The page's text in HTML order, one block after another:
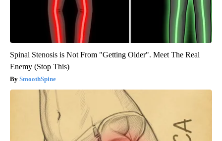
Spinal Stenosis is Not From "Getting Older". Meet The Real
Enemy (Stop This)
SmoothSpine